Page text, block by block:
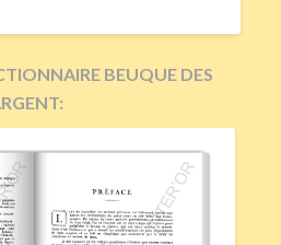
BEUQUE DES